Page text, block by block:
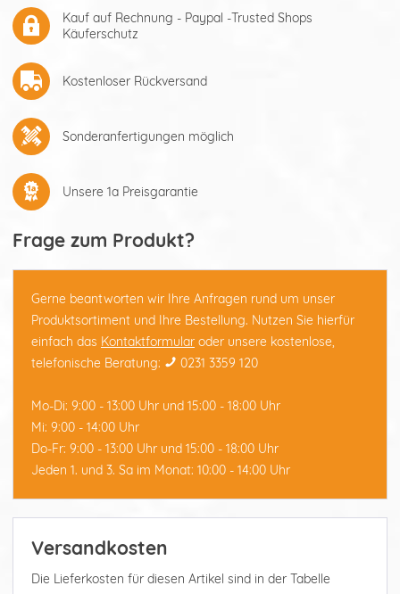
Kauf auf Rechnung - Paypal -Trusted Shops
Käuferschutz
Kostenloser Rückversand
Sonderanfertigungen möglich
Unsere 1a Preisgarantie
Frage zum Produkt?
Gerne beantworten wir Ihre Anfragen rund um unser
Produktsortiment und Ihre Bestellung. Nutzen Sie hierfür
einfach das Kontaktformular oder unsere kostenlose,
telefonische Beratung:
0231 3359 120
Mo-Di: 9:00 - 13:00 Uhr und 15:00 - 18:00 Uhr
Mi: 9:00 - 14:00 Uhr
Do-Fr: 9:00 - 13:00 Uhr und 15:00 - 18:00 Uhr
Jeden 1. und 3. Sa im Monat: 10:00 - 14:00 Uhr
Versandkosten
Die Lieferkosten für diesen Artikel sind in der Tabelle